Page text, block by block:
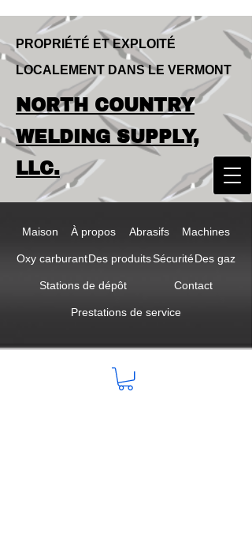
LOCALLY OWNED & OPERATED IN
VERMONT
NORTH COUNTRY
WELDING SUPPLY,
LLC
PROPRIÉTÉ ET EXPLOITÉ
LOCALEMENT DANS LE VERMONT
NORTH COUNTRY
WELDING SUPPLY,
LLC.
Maison À propos Abrasifs Machines
Oxy carburantDes produitsSécuritéDes gaz
Stations de dépôt Contact
Prestations de service